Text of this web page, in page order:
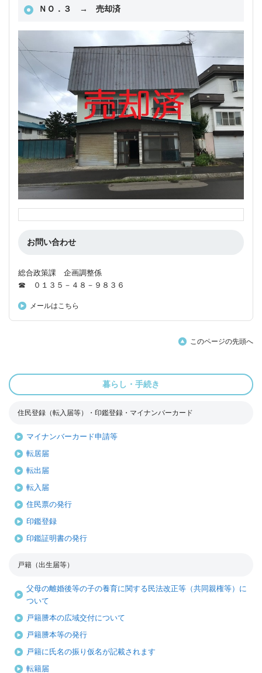
ＮＯ．３ → 売却済
お問い合わせ
総合政策課 企画調整係
☎ ０１３５－４８－９８３６
メールはこちら
このページの先頭へ
暮らし・手続き
住民登録（転入届等）・印鑑登録・マイナンバーカード
マイナンバーカード申請等
転居届
転出届
転入届
住民票の発行
印鑑登録
印鑑証明書の発行
戸籍（出生届等）
父母の離婚後等の子の養育に関する民法改正等（共同親権等）に
ついて
戸籍謄本の広域交付について
戸籍謄本等の発行
戸籍に氏名の振り仮名が記載されます
転籍届